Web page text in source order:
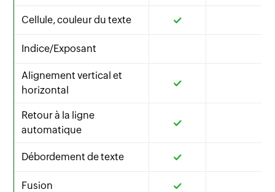
Cellule, couleur du texte
Indice/Exposant
Alignement vertical et
horizontal
Retour à la ligne
automatique
Débordement de texte
Fusion